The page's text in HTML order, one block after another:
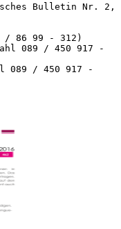
Bulletin Nr. 2,
/ 86 99 - 312)
089 / 450 917 -
089 / 450 917 -